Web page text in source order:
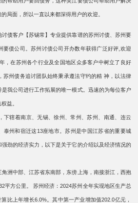
局面，所以一直以来都深得用户的欢迎。
债客户【苏锡常】专业提供靠谱的苏州讨债、苏州要
要债公司。苏州讨债公司开办数年获得广泛好评,欢迎
，在苏州各个行业及全国地区众多客户中树立了良好
苏州债务追讨团队始终秉承遵法守约的精 神，以法律
我公司进行工作拓展的唯一模式。迅速的为每位客户
益。
下辖着南京、无锡、徐州、常州、苏州、南通、连云
泰州和宿迁这13座地市。苏州是中国江苏省的重要城
劲的经济实力，以下是关于它的介绍以及经济情况的
洲中部、江苏省东南部，东傍上海，南接浙江，西抱
平方公里。 苏州经济：2024苏州全年实现地区生产总
比上年增长6.0%。其中第一产业增加值202.0亿元，